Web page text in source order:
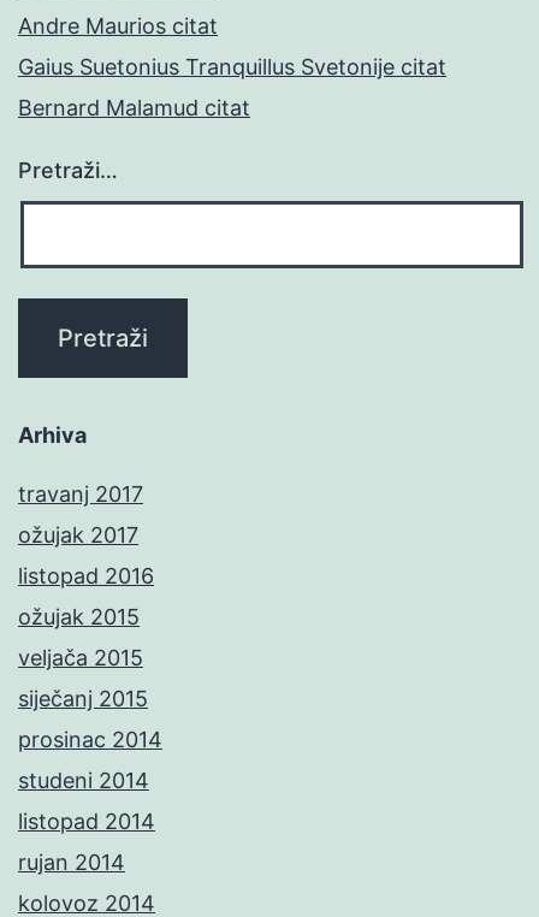
Andre Maurios citat
Gaius Suetonius Tranquillus Svetonije citat
Bernard Malamud citat
Pretraži…
Arhiva
travanj 2017
ožujak 2017
listopad 2016
ožujak 2015
veljača 2015
siječanj 2015
prosinac 2014
studeni 2014
listopad 2014
rujan 2014
kolovoz 2014